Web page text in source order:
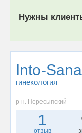
Нужны
Into-Sana
гинекология
р-н. Пересыпский
1
отзыв